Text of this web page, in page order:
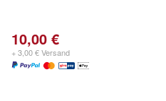
10,00 €
+ 3,00 € Versand